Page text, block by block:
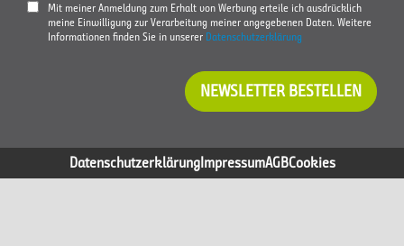
Mit meiner Anmeldung zum Erhalt von Werbung erteile ich ausdrücklich
meine Einwilligung zur Verarbeitung meiner angegebenen Daten. Weitere
Informationen finden Sie in unserer Datenschutzerklärung
NEWSLETTER BESTELLEN
DatenschutzerklärungImpressumAGBCookies